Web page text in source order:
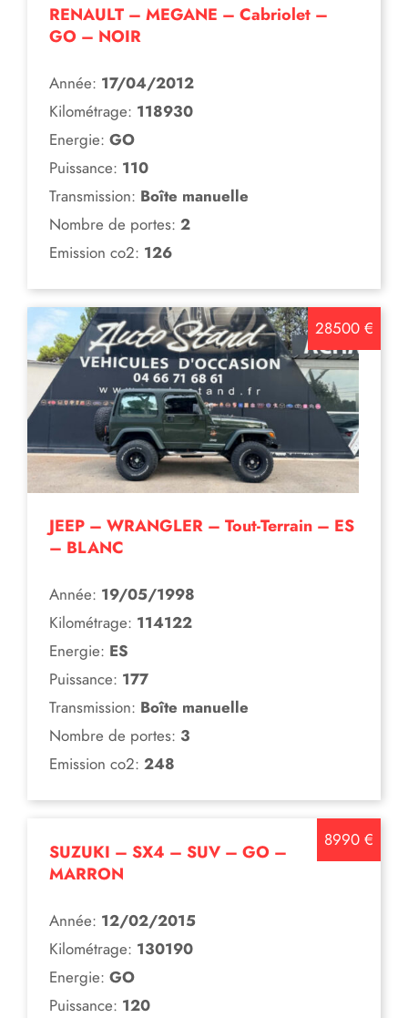
RENAULT – MEGANE – Cabriolet –
GO – NOIR
Année: 17/04/2012
Kilométrage: 118930
Energie: GO
Puissance: 110
Transmission: Boîte manuelle
Nombre de portes: 2
Emission co2: 126
JEEP – WRANGLER – Tout-Terrain – ES
– BLANC
28500 €
Année: 19/05/1998
Kilométrage: 114122
Energie: ES
Puissance: 177
Transmission: Boîte manuelle
Nombre de portes: 3
Emission co2: 248
SUZUKI – SX4 – SUV – GO –
MARRON
8990 €
Année: 12/02/2015
Kilométrage: 130190
Energie: GO
Puissance: 120